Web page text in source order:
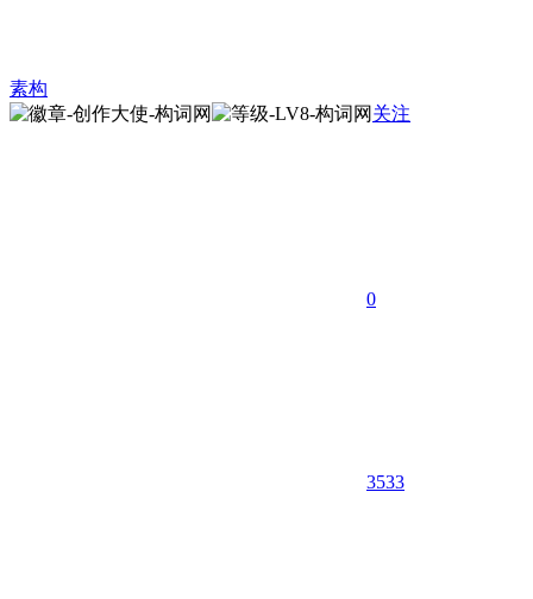
素构
关注
0
3533